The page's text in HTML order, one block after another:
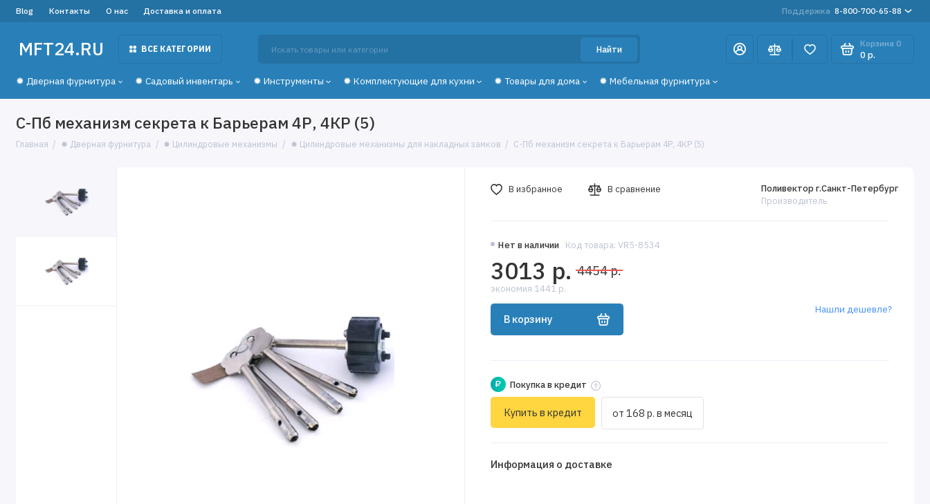
Blog Контакты О нас Доставка и оплата Поддержка 8-800-700-65-88
MFT24.RU ВСЕ КАТЕГОРИИ Найти
Корзина 0
0 р.
✹ Дверная фурнитура ✹ Садовый инвентарь ✹ Инструменты ✹ Комплектующие для кухни ✹ Товары для дома ✹ Мебельная фурнитура
С-Пб механизм секрета к Барьерам 4Р, 4КР (5)
Главная ✹ Дверная фурнитура ✹ Цилиндровые механизмы ✹ Цилиндровые механизмы для накладных замков С-Пб механизм секрета к Барьерам 4Р, 4КР (5)
Нет в наличии Код товара: VR5-8534
Поливектор г.Санкт-Петербург
Производитель
3013 р. 4454 р.
экономия 1441 р.
В корзину
Нашли дешевле?
В избранное В сравнение
₽ Покупка в кредит
Купить в кредит от 168 р. в месяц
Информация о доставке